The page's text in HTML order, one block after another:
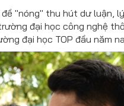
"nóng" thu hút dư luận,
đại học công nghệ
đại học TOP đầu năm